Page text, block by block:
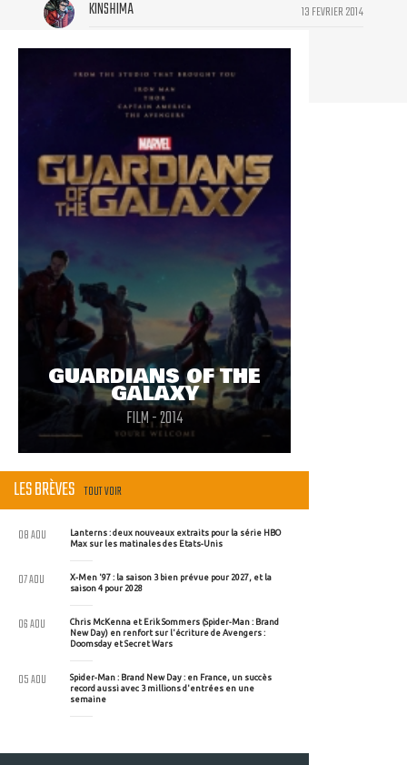
13 FEVRIER 2014
KINSHIMA
GUARDIANS OF THE
GALAXY
FILM - 2014
LES BRÈVES TOUT VOIR
Lanterns : deux nouveaux extraits pour la série HBO
Max sur les matinales des Etats-Unis
08 AOU
X-Men '97 : la saison 3 bien prévue pour 2027, et la
saison 4 pour 2028
07 AOU
Chris McKenna et Erik Sommers (Spider-Man : Brand
New Day) en renfort sur l'écriture de Avengers :
Doomsday et Secret Wars
06 AOU
Spider-Man : Brand New Day : en France, un succès
record aussi avec 3 millions d'entrées en une
semaine
05 AOU